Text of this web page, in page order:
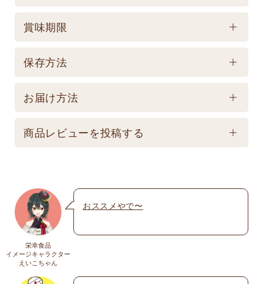
ケース／入数
賞味期限
賞味期限
お届け商品とは異なります。】
保存方法
保存方法
保存は避けてください。
お届け方法
配送方法
発送となります。 ☆画像はイメージとなり変更にな
る為現物を優先してください。 ※人気商品の為、急
遽完売になります。ご容赦下さい。
送料
送料についての詳細はこちら
商品レビューを投稿する
名前 ※
メール※
栄幸食品
イメージキャラクター
えいこちゃん
おススメやで〜